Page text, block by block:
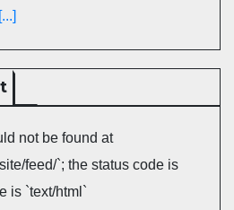
[...]
not be found at
feed/`; the status code is
is `text/html`